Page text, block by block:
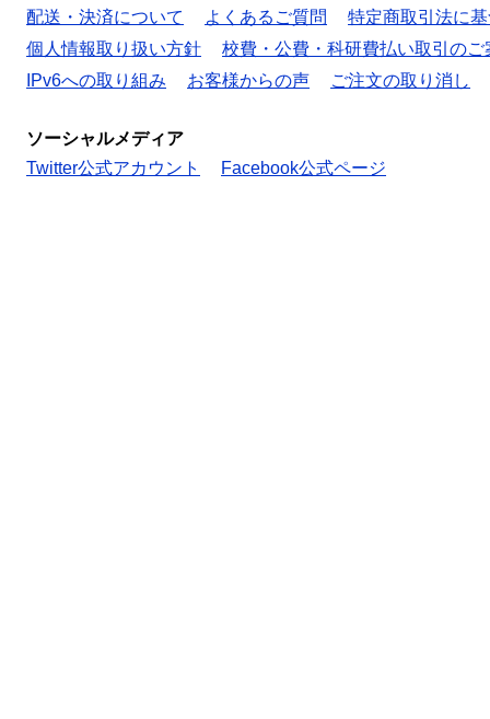
配送・決済について よくあるご質問
特定商取引法に
個人情報取り扱い方針
校費・公費・科研費払い取引のご
IPv6への取り組み
お客様からの声 ご注文の取り消し
ソーシャルメディア
Twitter公式アカウント
Facebook公式ページ